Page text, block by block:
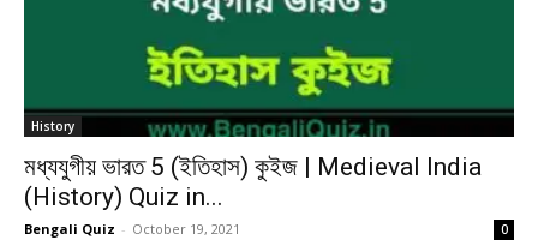
History
মধ্যযুগীয় ভারত 5 (ইতিহাস) কুইজ | Medieval India
(History) Quiz in...
Bengali Quiz - October 19, 2021 0